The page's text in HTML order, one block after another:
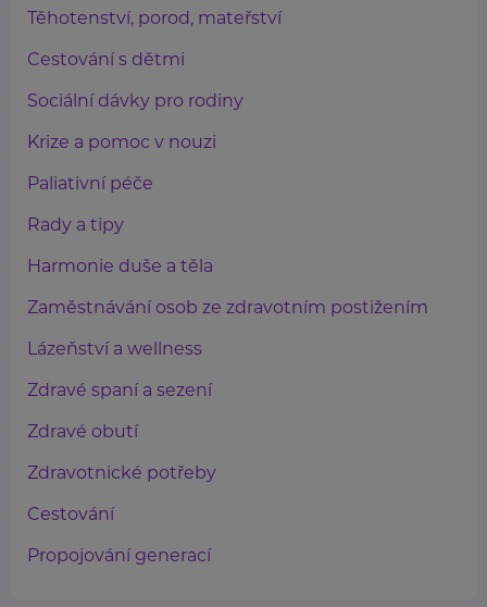
Těhotenství, porod, mateřství
Cestování s dětmi
Sociální dávky pro rodiny
Krize a pomoc v nouzi
Paliativní péče
Rady a tipy
Harmonie duše a těla
Zaměstnávání osob ze zdravotním postižením
Lázeňství a wellness
Zdravé spaní a sezení
Zdravé obutí
Zdravotnické potřeby
Cestování
Propojování generací